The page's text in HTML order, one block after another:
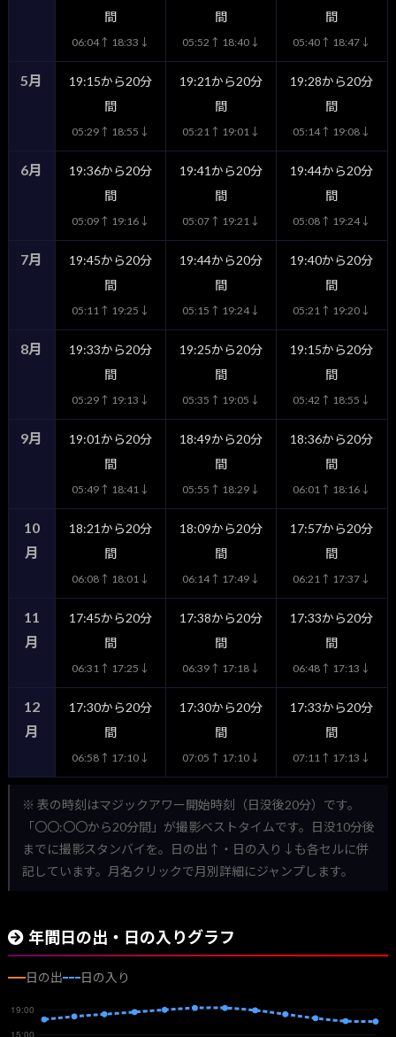
間
06:04↑ 18:33↓
間
05:52↑ 18:40↓
間
05:40↑ 18:47↓
5月
19:15から20分
間
05:29↑ 18:55↓
19:21から20分
間
05:21↑ 19:01↓
19:28から20分
間
05:14↑ 19:08↓
6月
19:36から20分
間
05:09↑ 19:16↓
19:41から20分
間
05:07↑ 19:21↓
19:44から20分
間
05:08↑ 19:24↓
7月
19:45から20分
間
05:11↑ 19:25↓
19:44から20分
間
05:15↑ 19:24↓
19:40から20分
間
05:21↑ 19:20↓
8月
19:33から20分
間
05:29↑ 19:13↓
19:25から20分
間
05:35↑ 19:05↓
19:15から20分
間
05:42↑ 18:55↓
9月
19:01から20分
間
05:49↑ 18:41↓
18:49から20分
間
05:55↑ 18:29↓
18:36から20分
間
06:01↑ 18:16↓
10
月
18:21から20分
間
06:08↑ 18:01↓
18:09から20分
間
06:14↑ 17:49↓
17:57から20分
間
06:21↑ 17:37↓
11
月
17:45から20分
間
06:31↑ 17:25↓
17:38から20分
間
06:39↑ 17:18↓
17:33から20分
間
06:48↑ 17:13↓
12
月
17:30から20分
間
06:58↑ 17:10↓
17:30から20分
間
07:05↑ 17:10↓
17:33から20分
間
07:11↑ 17:13↓
※ 表の時刻はマジックアワー開始時刻（日没後20分）です。
「〇〇:〇〇から20分間」が撮影ベストタイムです。日没10分後
までに撮影スタンバイを。日の出↑・日の入り↓も各セルに併
記しています。月名クリックで月別詳細にジャンプします。
年間日の出・日の入りグラフ
日の出 日の入り